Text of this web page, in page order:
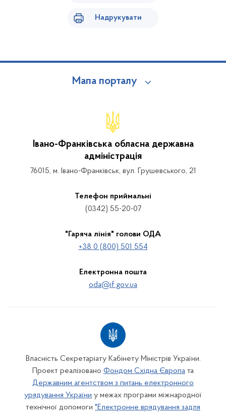
Надрукувати
Мапа порталу
Івано-Франківська обласна державна
адміністрація
76015, м. Івано-Франківськ, вул. Грушевського, 21
Телефон приймальні
(0342) 55-20-07
"Гаряча лінія" голови ОДА
+38 0 (800) 501 554
Електронна пошта
oda@if.gov.ua
Власність Секретаріату Кабінету Міністрів України.
Проект реалізовано Фондом Східна Європа та
Державним агентством з питань електронного
урядування України у межах програми міжнародної
технічної допомоги "Електронне врядування задля